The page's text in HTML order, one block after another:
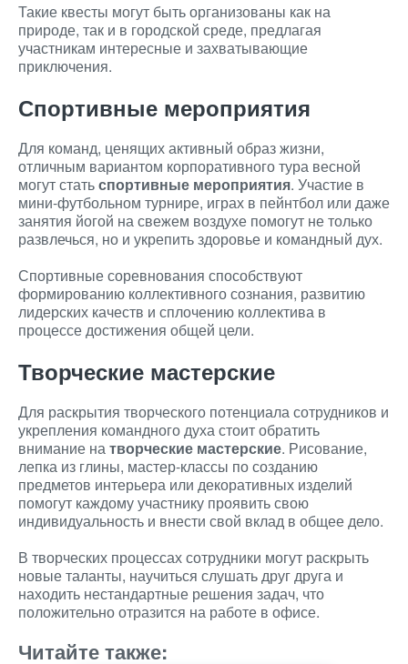
Такие квесты могут быть организованы как на
природе, так и в городской среде, предлагая
участникам интересные и захватывающие
приключения.
Спортивные мероприятия
Для команд, ценящих активный образ жизни,
отличным вариантом корпоративного тура весной
могут статьспортивные мероприятия. Участие в
мини-футбольном турнире, играх в пейнтбол или даже
занятия йогой на свежем воздухе помогут не только
развлечься, но и укрепить здоровье и командный дух.
Спортивные соревнования способствуют
формированию коллективного сознания, развитию
лидерских качеств и сплочению коллектива в
процессе достижения общей цели.
Творческие мастерские
Для раскрытия творческого потенциала сотрудников и
укрепления командного духа стоит обратить
внимание натворческие мастерские. Рисование,
лепка из глины, мастер-классы по созданию
предметов интерьера или декоративных изделий
помогут каждому участнику проявить свою
индивидуальность и внести свой вклад в общее дело.
В творческих процессах сотрудники могут раскрыть
новые таланты, научиться слушать друг друга и
находить нестандартные решения задач, что
положительно отразится на работе в офисе.
Читайте также: